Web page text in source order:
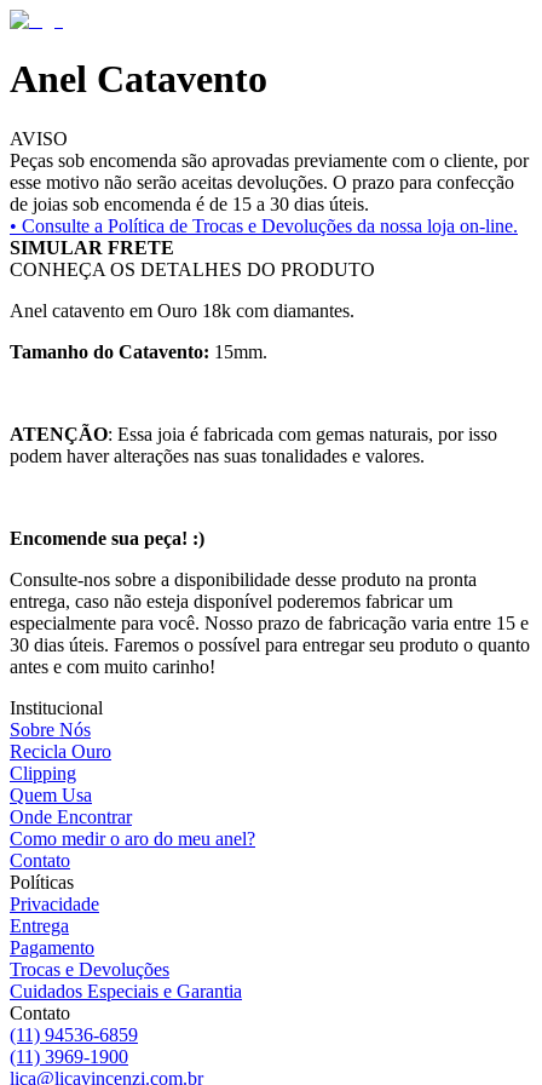
Anel Catavento
AVISO
Peças sob encomenda são aprovadas previamente com o cliente, por
esse motivo não serão aceitas devoluções. O prazo para confecção
de joias sob encomenda é de 15 a 30 dias úteis.
• Consulte a Política de Trocas e Devoluções da nossa loja on-line.
SIMULAR FRETE
CONHEÇA OS DETALHES DO PRODUTO
Anel catavento em Ouro 18k com diamantes.
Tamanho do Catavento: 15mm.
ATENÇÃO: Essa joia é fabricada com gemas naturais, por isso
podem haver alterações nas suas tonalidades e valores.
Encomende sua peça! :)
Consulte-nos sobre a disponibilidade desse produto na pronta
entrega, caso não esteja disponível poderemos fabricar um
especialmente para você. Nosso prazo de fabricação varia entre 15 e
30 dias úteis. Faremos o possível para entregar seu produto o quanto
antes e com muito carinho!
Institucional
Sobre Nós
Recicla Ouro
Clipping
Quem Usa
Onde Encontrar
Como medir o aro do meu anel?
Contato
Políticas
Privacidade
Entrega
Pagamento
Trocas e Devoluções
Cuidados Especiais e Garantia
Contato
(11) 94536-6859
(11) 3969-1900
lica@licavincenzi.com.br